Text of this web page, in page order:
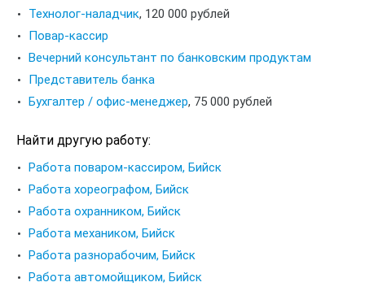
Технолог-наладчик, 120 000 рублей
Повар-кассир
Вечерний консультант по банковским продуктам
Представитель банка
Бухгалтер / офис-менеджер, 75 000 рублей
Найти другую работу:
Работа поваром-кассиром, Бийск
Работа хореографом, Бийск
Работа охранником, Бийск
Работа механиком, Бийск
Работа разнорабочим, Бийск
Работа автомойщиком, Бийск